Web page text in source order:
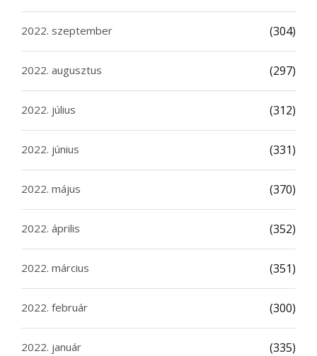
2022. szeptember (304)
2022. augusztus (297)
2022. július (312)
2022. június (331)
2022. május (370)
2022. április (352)
2022. március (351)
2022. február (300)
2022. január (335)